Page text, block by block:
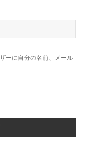
ーに自分の名前、メール